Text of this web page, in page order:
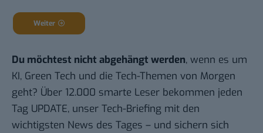
Weiter
Du möchtest nicht abgehängt werden, wenn es um
KI, Green Tech und die Tech-Themen von Morgen
geht? Über 12.000 smarte Leser bekommen jeden
Tag UPDATE, unser Tech-Briefing mit den
wichtigsten News des Tages – und sichern sich